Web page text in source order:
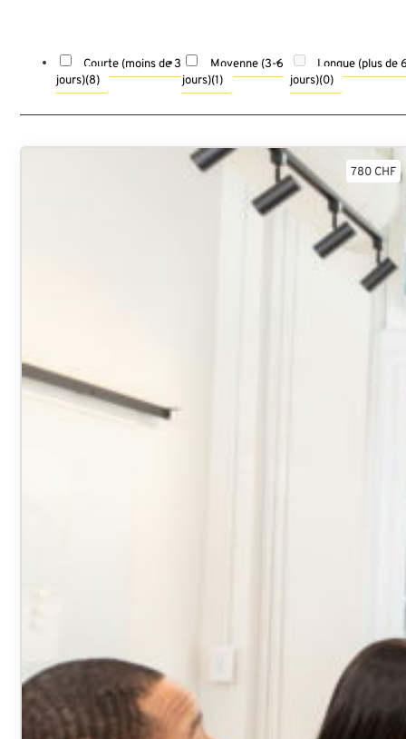
Courte (moins de 3
jours)(8)
Longue (plus de
jours)(0)
Moyenne (3-6
jours)(1)
780 CHF